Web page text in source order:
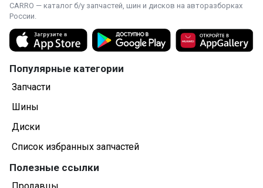
CARRO — каталог б/у запчастей, шин и дисков на авторазборках
России.
Популярные категории
Запчасти
Шины
Диски
Список избранных запчастей
Полезные ссылки